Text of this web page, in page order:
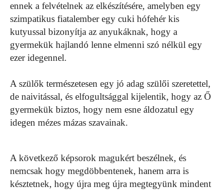
ennek a felvételnek az elkészítésére, amelyben egy
szimpatikus fiatalember egy cuki hófehér kis
kutyussal bizonyítja az anyukáknak, hogy a
gyermekük hajlandó lenne elmenni szó nélkül egy
ezer idegennel.
A szülők természetesen egy jó adag szülői szeretettel,
de naivitással, és elfogultsággal kijelentik, hogy az Ő
gyermekük biztos, hogy nem esne áldozatul egy
idegen mézes mázas szavainak.
A következő képsorok magukért beszélnek, és
nemcsak hogy megdöbbentenek, hanem arra is
késztetnek, hogy újra meg újra megtegyünk mindent